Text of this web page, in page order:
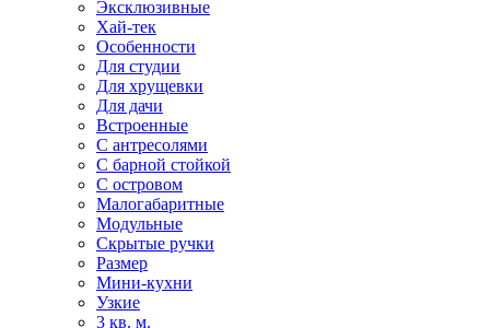
Эксклюзивные
Хай-тек
Особенности
Для студии
Для хрущевки
Для дачи
Встроенные
С антресолями
С барной стойкой
С островом
Малогабаритные
Модульные
Скрытые ручки
Размер
Мини-кухни
Узкие
3 кв. м.